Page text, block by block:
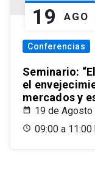
19 AGO
Conferencias
Seminario:
el
mercados y
19 de Agosto
09:00 a 11:00